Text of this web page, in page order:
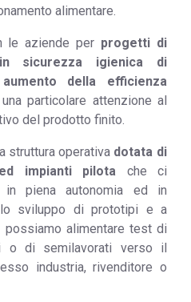
alimentare.
le aziende per progetti di
sicurezza igienica di
della efficienza
particolare attenzione al
del prodotto finito.
struttura operativa dotata di
impianti pilota che ci
in piena autonomia ed in
sviluppo di prototipi e a
possiamo alimentare test di
o di semilavorati verso il
industria, rivenditore o